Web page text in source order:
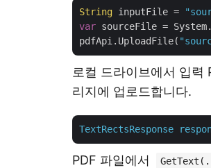
String inputFile =
var sourceFile =
pdfApi.UploadFile(
로컬 드라이브에서 입력
리지에 업로드합니다.
TextRectsResponse
PDF 파일에서